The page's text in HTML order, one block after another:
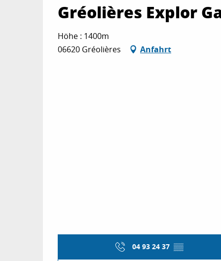
Gréolières Explor
Höhe : 1400m
06620 Gréolières
Anfahrt
04 93 24 37 ▒▒